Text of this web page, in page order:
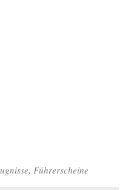
Führerscheine